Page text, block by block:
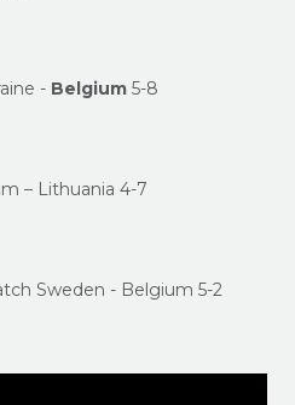
- Belgium 5-8
– Lithuania 4-7
Sweden - Belgium 5-2